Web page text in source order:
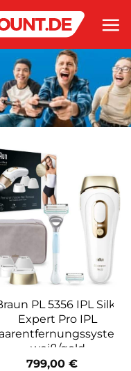
PL 5356 IPL Silk-
Expert Pro IPL
weiß/gold
799,00 €